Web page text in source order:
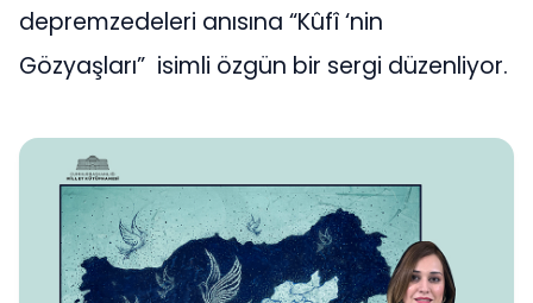
depremzedeleri anısına “Kûfî ‘nin
Gözyaşları” isimli özgün bir sergi düzenliyor.